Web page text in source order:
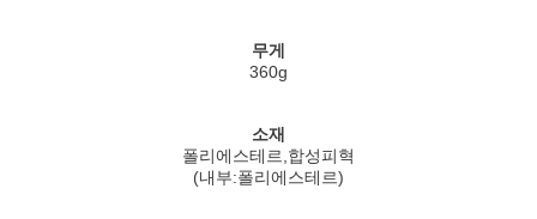
무게
360g
소재
폴리에스테르,합성피혁
(내부:폴리에스테르)